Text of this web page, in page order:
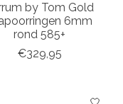
by Tom Gold
6mm
rond 585+
€329,95